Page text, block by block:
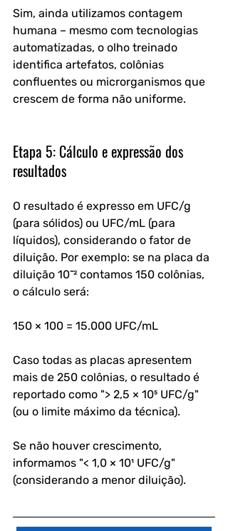
Sim, ainda utilizamos contagem
humana – mesmo com tecnologias
automatizadas, o olho treinado
identifica artefatos, colônias
confluentes ou microrganismos que
crescem de forma não uniforme.
Etapa 5: Cálculo e expressão dos
resultados
O resultado é expresso em UFC/g
(para sólidos) ou UFC/mL (para
líquidos), considerando o fator de
diluição. Por exemplo: se na placa da
diluição 10⁻² contamos 150 colônias,
o cálculo será:
150 × 100 = 15.000 UFC/mL
Caso todas as placas apresentem
mais de 250 colônias, o resultado é
reportado como "> 2,5 × 10⁵ UFC/g"
(ou o limite máximo da técnica).
Se não houver crescimento,
informamos "< 1,0 × 10¹ UFC/g"
(considerando a menor diluição).